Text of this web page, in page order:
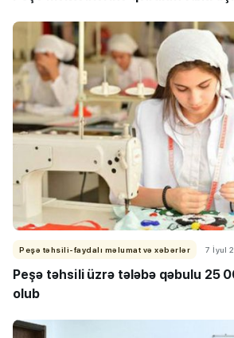
Peşə təhsili-faydalı məlumat və xəbərlər 7 İyul
Peşə təhsili üzrə tələbə qəbulu 25
olub